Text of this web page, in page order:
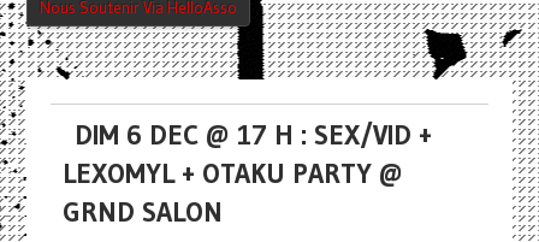
Nous Soutenir Via HelloAsso
DIM 6 DEC @ 17 H : SEX/VID +
LEXOMYL + OTAKU PARTY @
GRND SALON